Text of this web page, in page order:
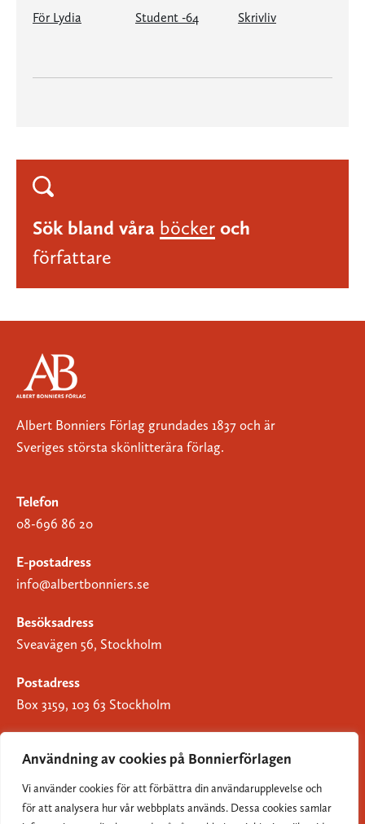
Användning av cookies på Bonnierförlagen
Vi använder cookies för att förbättra din användarupplevelse och
för att analysera hur vår webbplats används. Dessa cookies samlar
För Lydia Student -64 Skrivliv
Sök bland våra böcker och
författare
Albert Bonniers Förlag grundades 1837 och är
Sveriges största skönlitterära förlag.
Telefon
08-696 86 20
E-postadress
info@albertbonniers.se
Besöksadress
Sveavägen 56, Stockholm
Postadress
Box 3159, 103 63 Stockholm
Om Bonnierförlagen